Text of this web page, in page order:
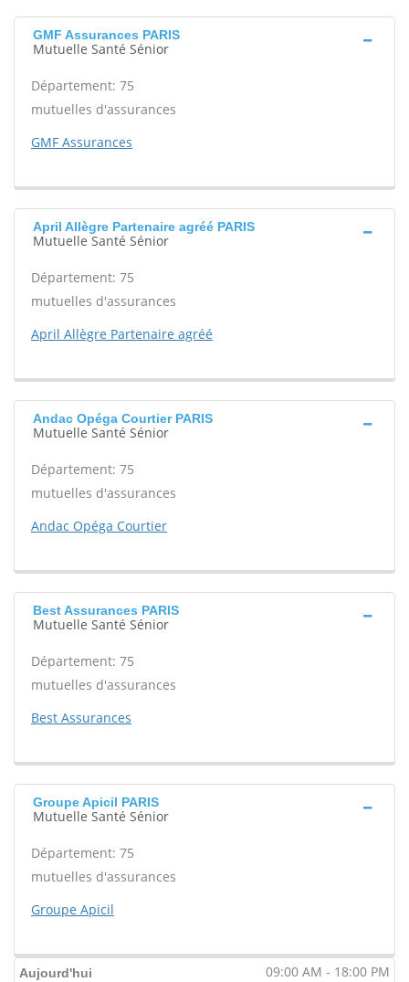
GMF Assurances PARIS
Mutuelle Santé Sénior
Département: 75
mutuelles d'assurances
GMF Assurances
April Allègre Partenaire agréé PARIS
Mutuelle Santé Sénior
Département: 75
mutuelles d'assurances
April Allègre Partenaire agréé
Andac Opéga Courtier PARIS
Mutuelle Santé Sénior
Département: 75
mutuelles d'assurances
Andac Opéga Courtier
Best Assurances PARIS
Mutuelle Santé Sénior
Département: 75
mutuelles d'assurances
Best Assurances
Groupe Apicil PARIS
Mutuelle Santé Sénior
Département: 75
mutuelles d'assurances
Groupe Apicil
Aujourd'hui 09:00 AM - 18:00 PM